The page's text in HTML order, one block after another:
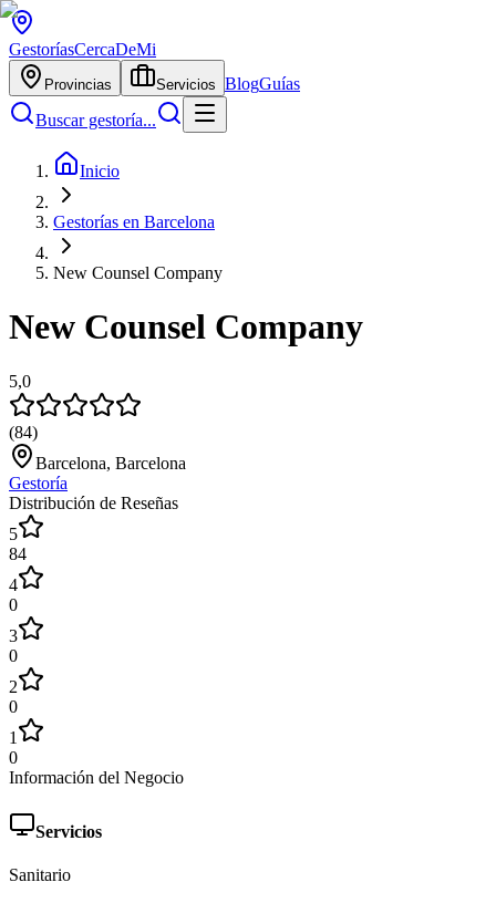
GestoríasCercaDeMi
Provincias Servicios BlogGuías
Buscar gestoría...
Inicio
Gestorías en Barcelona
New Counsel Company
New Counsel Company
5,0
(84)
Barcelona, Barcelona
Gestoría
Distribución de Reseñas
5
84
4
0
3
0
2
0
1
0
Información del Negocio
Servicios
Sanitario